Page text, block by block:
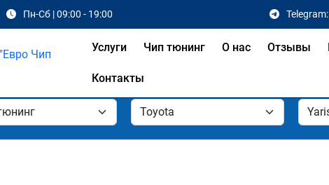
Пн-Сб | 09:00 - 19:00
Услуги Чип тюнинг О нас Отзывы
Контакты